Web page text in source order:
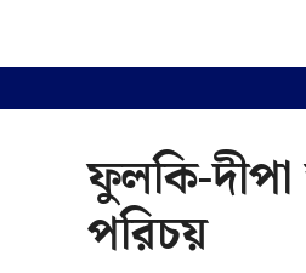
ফুলকি-
পরিচয়